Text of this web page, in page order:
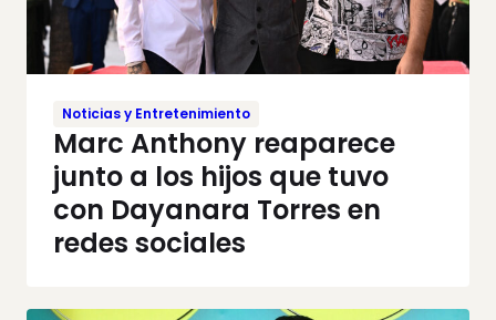
Noticias y Entretenimiento
Marc Anthony reaparece
junto a los hijos que tuvo
con Dayanara Torres en
redes sociales